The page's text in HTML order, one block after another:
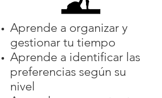
Aprende a organizar y
gestionar tu tiempo
Aprende a identificar las
preferencias según su
nivel